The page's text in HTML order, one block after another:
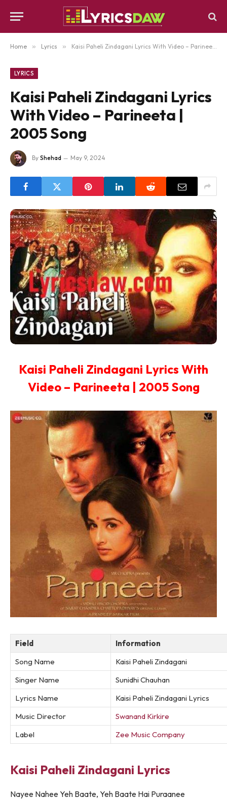
Home » Lyrics » Kaisi Paheli Zindagani Lyrics With Video – Parineeta | 2005 Song
LYRICS
Kaisi Paheli Zindagani Lyrics
With Video – Parineeta |
2005 Song
By Shehad May 9, 2024
Kaisi Paheli Zindagani Lyrics With
Video – Parineeta | 2005 Song
Field
Information
Song Name
Kaisi Paheli Zindagani
Singer Name
Sunidhi Chauhan
Lyrics Name
Kaisi Paheli Zindagani Lyrics
Music Director
Swanand Kirkire
Label
Zee Music Company
Kaisi Paheli Zindagani Lyrics
Nayee Nahee Yeh Baate, Yeh Baate Hai Puraanee